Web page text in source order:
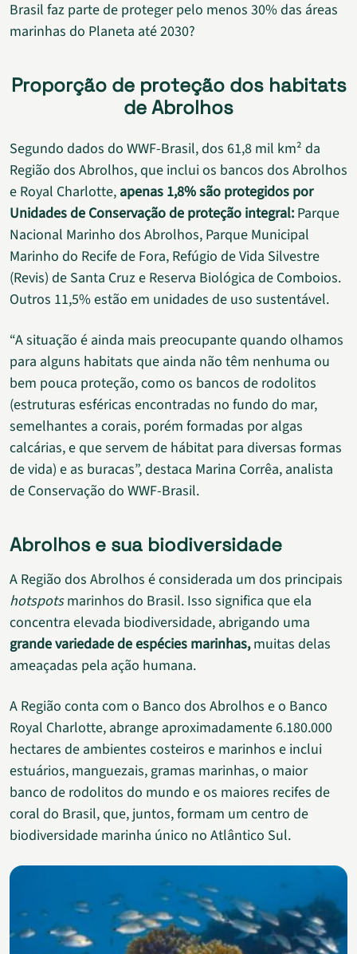
Brasil faz parte de proteger pelo menos 30% das áreas
marinhas do Planeta até 2030?
Proporção de proteção dos habitats
de Abrolhos
Segundo dados do WWF-Brasil, dos 61,8 mil km² da
Região dos Abrolhos, que inclui os bancos dos Abrolhos
e Royal Charlotte, apenas 1,8% são protegidos por
Unidades de Conservação de proteção integral: Parque
Nacional Marinho dos Abrolhos, Parque Municipal
Marinho do Recife de Fora, Refúgio de Vida Silvestre
(Revis) de Santa Cruz e Reserva Biológica de Comboios.
Outros 11,5% estão em unidades de uso sustentável.
“A situação é ainda mais preocupante quando olhamos
para alguns habitats que ainda não têm nenhuma ou
bem pouca proteção, como os bancos de rodolitos
(estruturas esféricas encontradas no fundo do mar,
semelhantes a corais, porém formadas por algas
calcárias, e que servem de hábitat para diversas formas
de vida) e as buracas”, destaca Marina Corrêa, analista
de Conservação do WWF-Brasil.
Abrolhos e sua biodiversidade
A Região dos Abrolhos é considerada um dos principais
hotspotsmarinhos do Brasil. Isso significa que ela
concentra elevada biodiversidade, abrigando uma
grande variedade de espécies marinhas,muitas delas
ameaçadas pela ação humana.
A Região conta com o Banco dos Abrolhos e o Banco
Royal Charlotte, abrange aproximadamente 6.180.000
hectares de ambientes costeiros e marinhos e inclui
estuários, manguezais, gramas marinhas, o maior
banco de rodolitos do mundo e os maiores recifes de
coral do Brasil, que, juntos, formam um centro de
biodiversidade marinha único no Atlântico Sul.